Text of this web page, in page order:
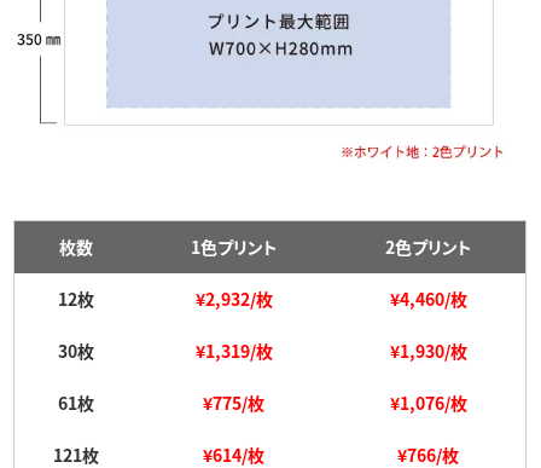
枚数 1色プリント 2色プリント
12枚 ¥2,932/枚 ¥4,460/枚
30枚 ¥1,319/枚 ¥1,930/枚
61枚 ¥775/枚 ¥1,076/枚
121枚 ¥614/枚 ¥766/枚